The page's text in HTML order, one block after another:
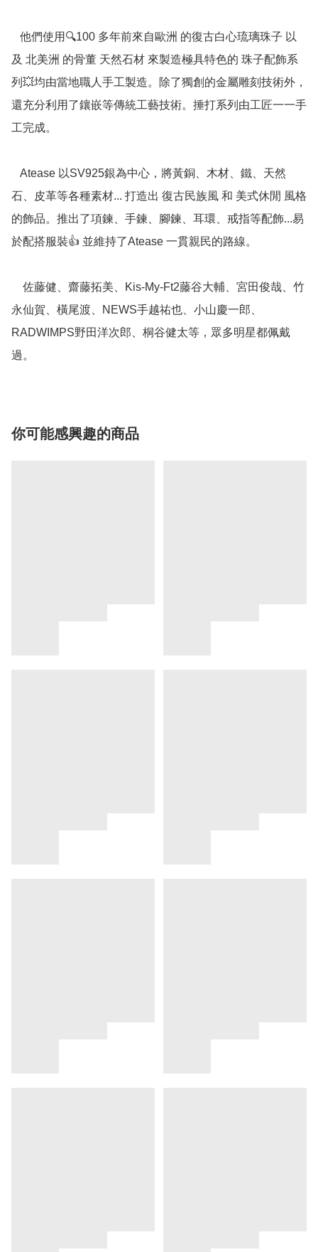
及 北美洲 的骨董 天然石材 來製造極具特色的 珠子配飾系
列💥均由當地職人手工製造。除了獨創的金屬雕刻技術外，
還充分利用了鑲嵌等傳統工藝技術。捶打系列由工匠一一手
工完成。
石、皮革等各種素材... 打造出 復古民族風 和 美式休閒 風格
的飾品。推出了項鍊、手鍊、腳鍊、耳環、戒指等配飾...易
於配搭服裝👍 並維持了Atease 一貫親民的路線。
永仙賀、橫尾渡、NEWS手越祐也、小山慶一郎、
RADWIMPS野田洋次郎、桐谷健太等，眾多明星都佩戴
過。
你可能感興趣的商品